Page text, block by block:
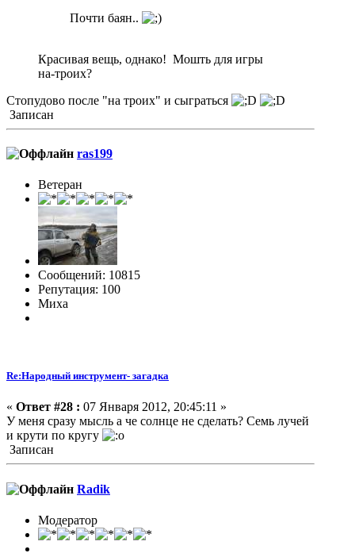
Почти баян..
Красивая вещь, однако! Мошть для игры
на-троих?
Стопудово после "на троих" и сыграться
Записан
ras199
Ветеран
Сообщений: 10815
Репутация: 100
Миха
Re:Народный инструмент- загадка
« Ответ #28 : 07 Января 2012, 20:45:11 »
У меня сразу мысль а че солнце не сделать? Семь лучей
и крути по кругу
Записан
Radik
Модератор